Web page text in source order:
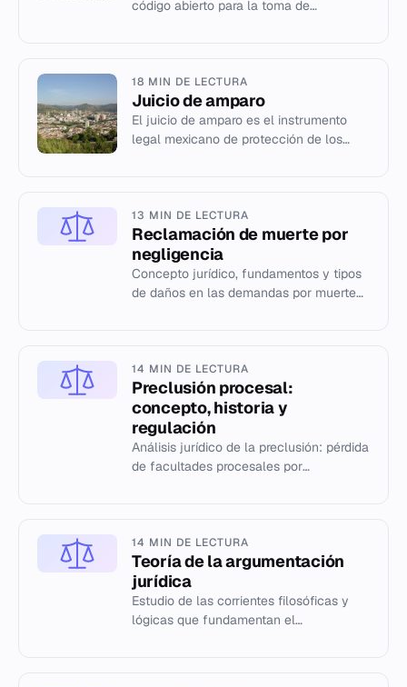
código abierto para la toma de
18 MIN DE LECTURA
Juicio de amparo
El juicio de amparo es el instrumento
legal mexicano de protección de los
13 MIN DE LECTURA
Reclamación de muerte por
negligencia
Concepto jurídico, fundamentos y tipos
de daños en las demandas por muerte
14 MIN DE LECTURA
Preclusión procesal:
concepto, historia y
regulación
Análisis jurídico de la preclusión: pérdida
de facultades procesales por
14 MIN DE LECTURA
Teoría de la argumentación
jurídica
Estudio de las corrientes filosóficas y
lógicas que fundamentan el